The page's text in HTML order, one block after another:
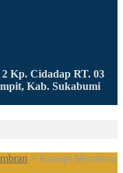
Kp. Cidadap RT. 03
Kab. Sukabumi
> Kanopi Membran